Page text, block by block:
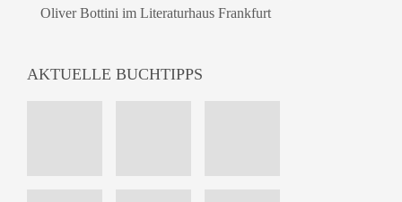
Oliver Bottini im Literaturhaus Frankfurt
AKTUELLE BUCHTIPPS